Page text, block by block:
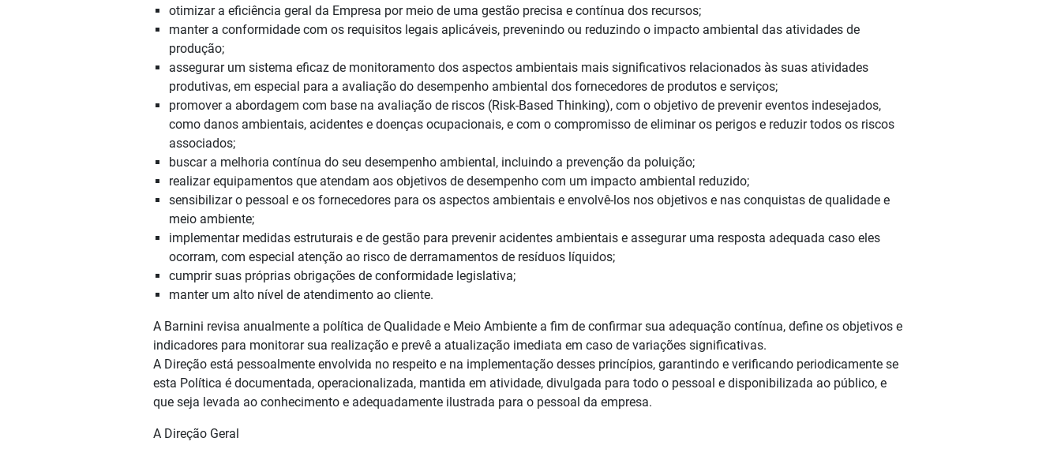
otimizar a eficiência geral da Empresa por meio de uma gestão precisa e contínua dos recursos;
manter a conformidade com os requisitos legais aplicáveis, prevenindo ou reduzindo o impacto ambiental das atividades de
produção;
assegurar um sistema eficaz de monitoramento dos aspectos ambientais mais significativos relacionados às suas atividades
produtivas, em especial para a avaliação do desempenho ambiental dos fornecedores de produtos e serviços;
promover a abordagem com base na avaliação de riscos (Risk-Based Thinking), com o objetivo de prevenir eventos indesejados,
como danos ambientais, acidentes e doenças ocupacionais, e com o compromisso de eliminar os perigos e reduzir todos os riscos
associados;
buscar a melhoria contínua do seu desempenho ambiental, incluindo a prevenção da poluição;
realizar equipamentos que atendam aos objetivos de desempenho com um impacto ambiental reduzido;
sensibilizar o pessoal e os fornecedores para os aspectos ambientais e envolvê-los nos objetivos e nas conquistas de qualidade e
meio ambiente;
implementar medidas estruturais e de gestão para prevenir acidentes ambientais e assegurar uma resposta adequada caso eles
ocorram, com especial atenção ao risco de derramamentos de resíduos líquidos;
cumprir suas próprias obrigações de conformidade legislativa;
manter um alto nível de atendimento ao cliente.
A Barnini revisa anualmente a política de Qualidade e Meio Ambiente a fim de confirmar sua adequação contínua, define os objetivos e
indicadores para monitorar sua realização e prevê a atualização imediata em caso de variações significativas.
A Direção está pessoalmente envolvida no respeito e na implementação desses princípios, garantindo e verificando periodicamente se
esta Política é documentada, operacionalizada, mantida em atividade, divulgada para todo o pessoal e disponibilizada ao público, e
que seja levada ao conhecimento e adequadamente ilustrada para o pessoal da empresa.
A Direção Geral